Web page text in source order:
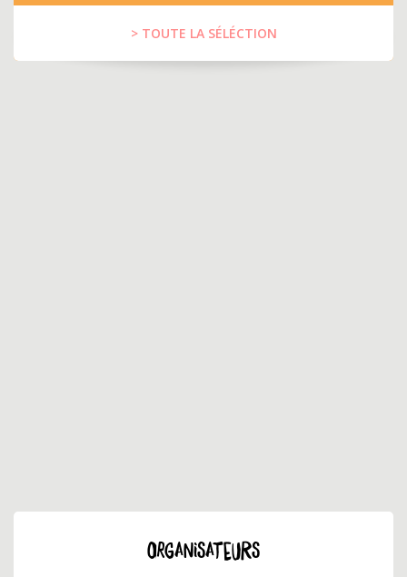
> TOUTE LA SÉLÉCTION
ORGANISATEURS